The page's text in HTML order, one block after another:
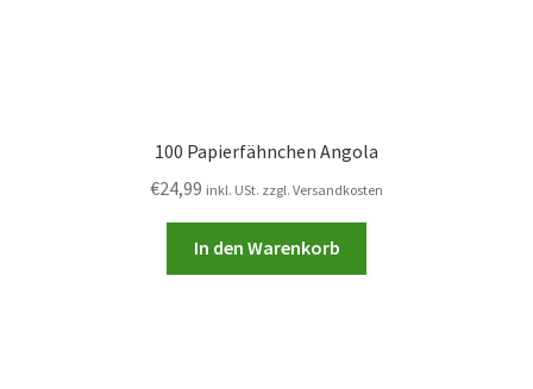
100 Papierfähnchen Angola
€24,99 inkl. USt. zzgl. Versandkosten
In den Warenkorb